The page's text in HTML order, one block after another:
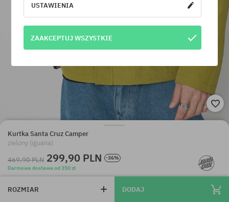
Kurtka Santa Cruz Camper
zielony (iguana)
469,90 PLN 299,90 PLN
-36%
Darmowa dostawa od 350 zł
ROZMIAR DODAJ
USTAWIENIA
ZAAKCEPTUJ WSZYSTKIE